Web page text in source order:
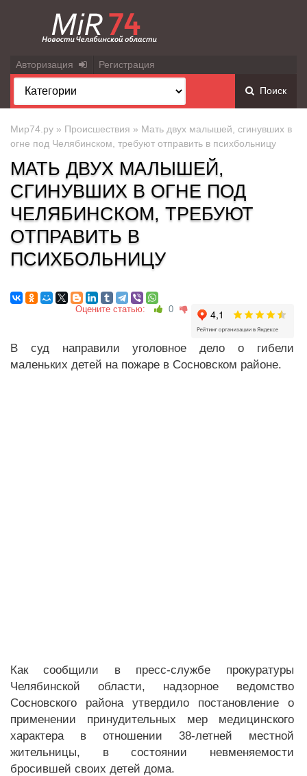
Авторизация Регистрация
Поиск
Мир74.ру » Происшествия » Мать двух малышей, сгинувших в
огне под Челябинском, требуют отправить в психбольницу
МАТЬ ДВУХ МАЛЫШЕЙ,
СГИНУВШИХ В ОГНЕ ПОД
ЧЕЛЯБИНСКОМ, ТРЕБУЮТ
ОТПРАВИТЬ В
ПСИХБОЛЬНИЦУ
Оцените статью: 0
В суд направили уголовное дело о гибели
маленьких детей на пожаре в Сосновском районе.
Как сообщили в пресс-службе прокуратуры
Челябинской области, надзорное ведомство
Сосновского района утвердило постановление о
применении принудительных мер медицинского
характера в отношении 38-летней местной
жительницы, в состоянии невменяемости
бросившей своих детей дома.